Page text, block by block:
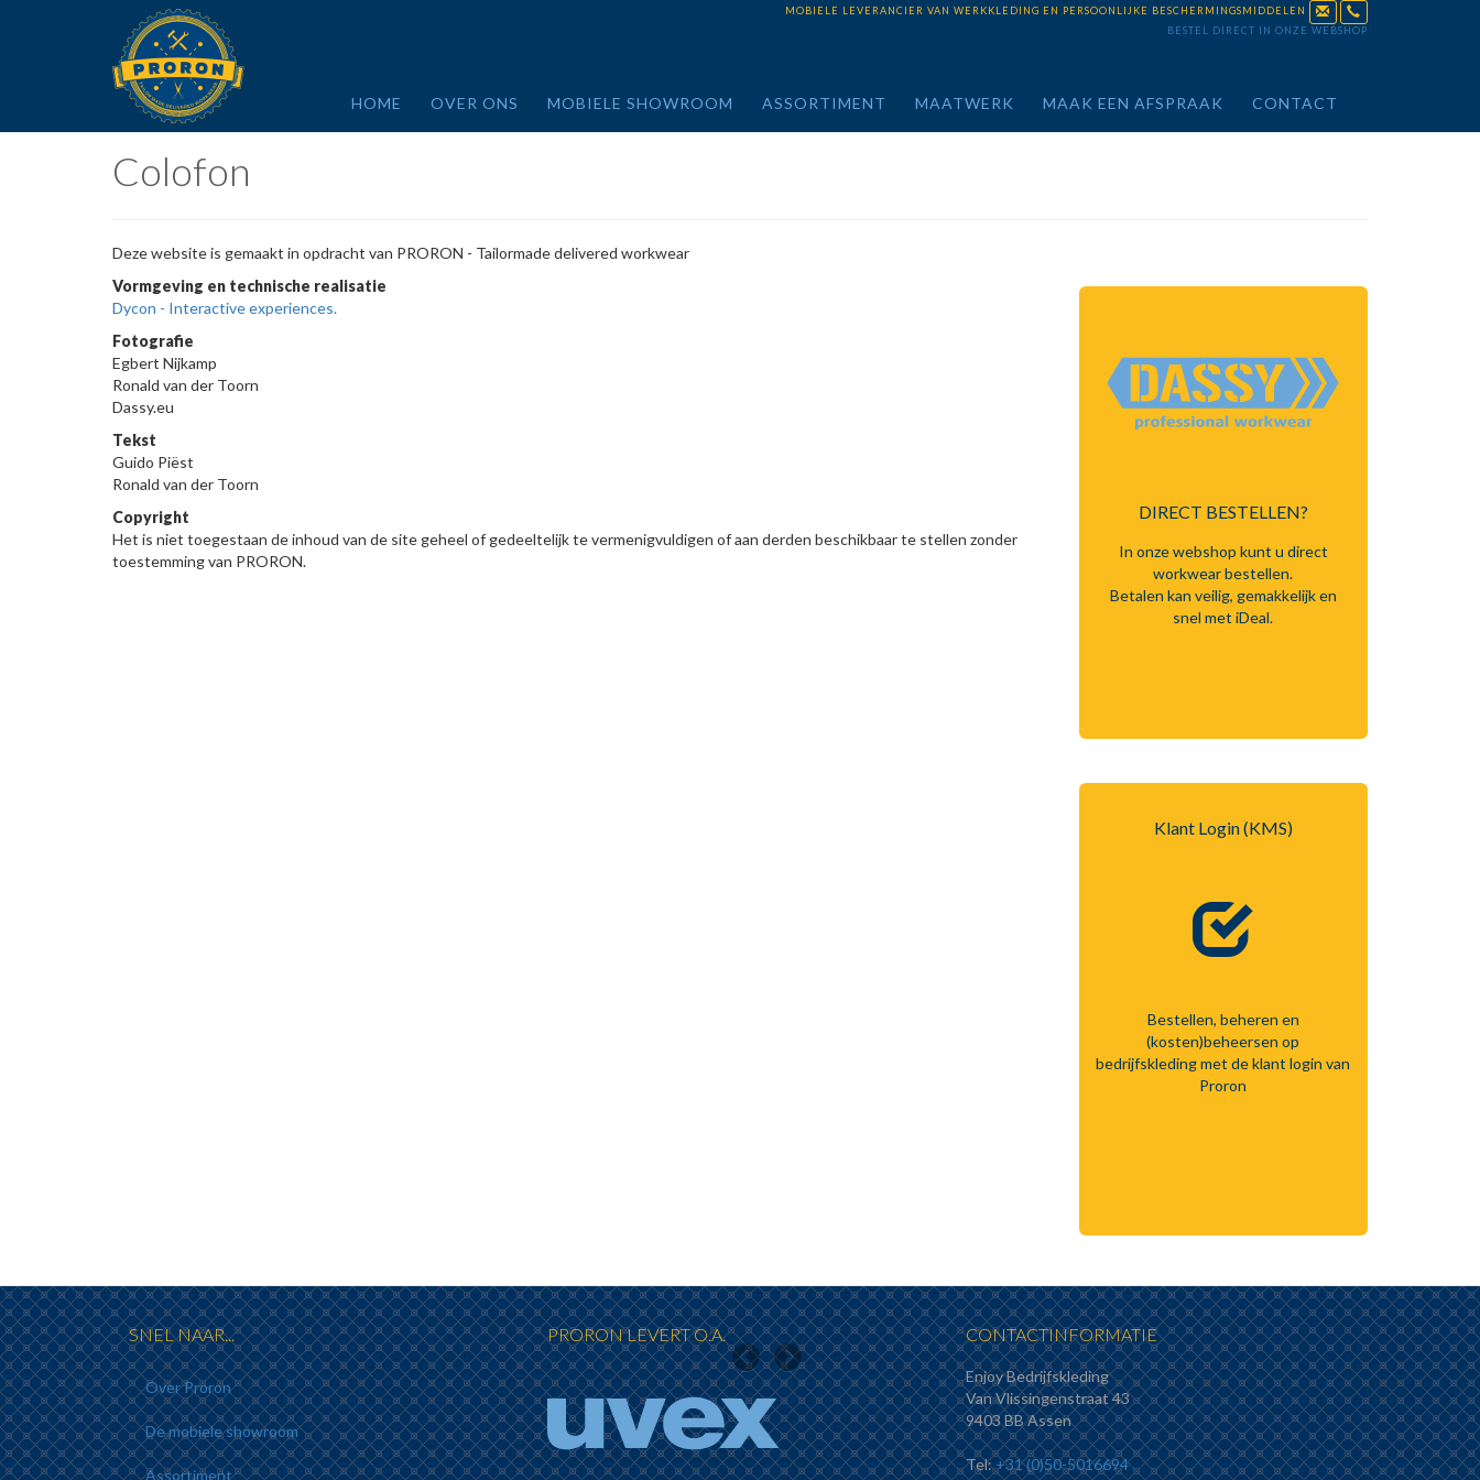
MOBIELE LEVERANCIER VAN WERKKLEDING EN PERSOONLIJKE BESCHERMINGSMIDDELEN
BESTEL DIRECT IN ONZE WEBSHOP
HOME OVER ONS MOBIELE SHOWROOM ASSORTIMENT MAATWERK MAAK EEN AFSPRAAK CONTACT
Colofon
Deze website is gemaakt in opdracht van PRORON - Tailormade delivered workwear
Vormgeving en technische realisatie
Dycon - Interactive experiences.
Fotografie
Egbert Nijkamp
​Ronald van der Toorn
Dassy.eu
Tekst
Guido Piëst
Ronald van der Toorn
Copyright
Het is niet toegestaan de inhoud van de site geheel of gedeeltelijk te vermenigvuldigen of aan derden beschikbaar te stellen zonder
toestemming van PRORON.
DIRECT BESTELLEN?
In onze webshop kunt u direct
workwear bestellen.
Betalen kan veilig, gemakkelijk en
snel met iDeal.
Klant Login (KMS)
Bestellen, beheren en
(kosten)beheersen op
bedrijfskleding met de klant login van
Proron
SNEL NAAR...
Over Proron
De mobiele showroom
Assortiment
PRORON LEVERT O.A.
Next
CONTACTINFORMATIE
Enjoy Bedrijfskleding
Van Vlissingenstraat 43
9403 BB Assen
Tel:+31 (0)50-5016694